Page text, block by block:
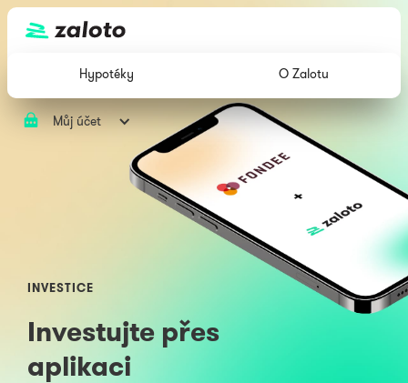
Hypotéky O Zalotu
Můj účet
INVESTICE
Investujte přes
aplikaci